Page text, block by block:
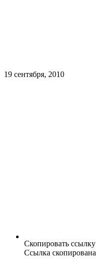
19 сентября, 2010
Скопировать ссылку
Ссылка скопирована